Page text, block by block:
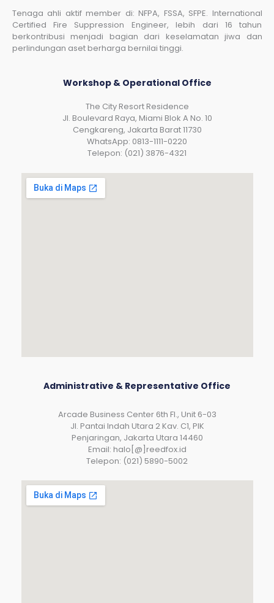
Tenaga ahli aktif member di: NFPA, FSSA, SFPE. International
Certified Fire Suppression Engineer, lebih dari 16 tahun
berkontribusi menjadi bagian dari keselamatan jiwa dan
perlindungan aset berharga bernilai tinggi.
Workshop & Operational Office
The City Resort Residence
Jl. Boulevard Raya, Miami Blok A No. 10
Cengkareng, Jakarta Barat 11730
WhatsApp: 0813-1111-0220
Telepon: (021) 3876-4321
Administrative & Representative Office
Arcade Business Center 6th Fl., Unit 6-03
JI. Pantai Indah Utara 2 Kav. C1, PIK
Penjaringan, Jakarta Utara 14460
Email: halo[@]reedfox.id
Telepon: (021) 5890-5002